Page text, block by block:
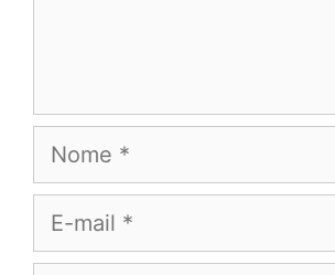
Nome
E-
mail